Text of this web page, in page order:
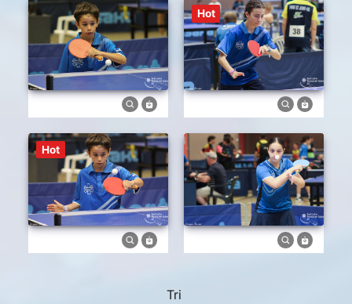
Hot
Hot
Tri